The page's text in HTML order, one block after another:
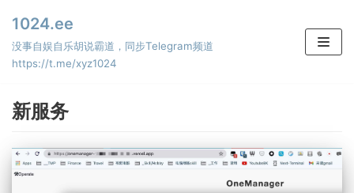
Skip
to
content
1024.ee
没事自娱自乐胡说霸道，同步Telegram频道
https://t.me/xyz1024
新服务